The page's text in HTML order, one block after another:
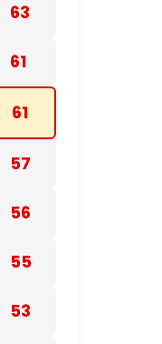
63
61
61
57
56
55
53